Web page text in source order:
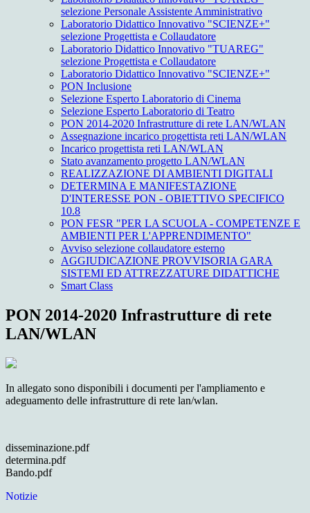
selezione Personale Assistente Amministrativo
Laboratorio Didattico Innovativo "SCIENZE+"
selezione Progettista e Collaudatore
Laboratorio Didattico Innovativo "TUAREG"
selezione Progettista e Collaudatore
Laboratorio Didattico Innovativo "SCIENZE+"
PON Inclusione
Selezione Esperto Laboratorio di Cinema
Selezione Esperto Laboratorio di Teatro
PON 2014-2020 Infrastrutture di rete LAN/WLAN
Assegnazione incarico progettista reti LAN/WLAN
Incarico progettista reti LAN/WLAN
Stato avanzamento progetto LAN/WLAN
REALIZZAZIONE DI AMBIENTI DIGITALI
DETERMINA E MANIFESTAZIONE
D'INTERESSE PON - OBIETTIVO SPECIFICO
10.8
PON FESR "PER LA SCUOLA - COMPETENZE E
AMBIENTI PER L'APPRENDIMENTO"
Avviso selezione collaudatore esterno
AGGIUDICAZIONE PROVVISORIA GARA
SISTEMI ED ATTREZZATURE DIDATTICHE
Smart Class
PON 2014-2020 Infrastrutture di rete
LAN/WLAN
In allegato sono disponibili i documenti per l'ampliamento e
adeguamento delle infrastrutture di rete lan/wlan.
disseminazione.pdf
determina.pdf
Bando.pdf
Notizie